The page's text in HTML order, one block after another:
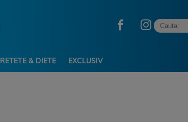
RETETE & DIETE EXCLUSIV